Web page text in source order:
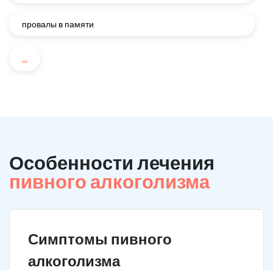
провалы в памяти
...
Особенности лечения
пивного алкоголизма
Симптомы пивного
алкоголизма